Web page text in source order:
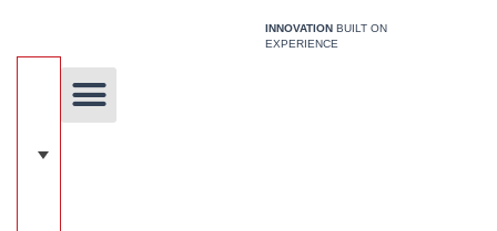
содержимому
INNOVATION BUILT ON
EXPERIENCE